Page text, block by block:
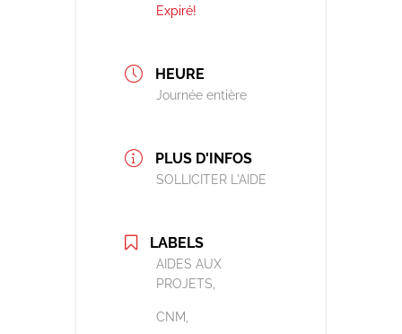
Expiré!
HEURE
Journée entière
PLUS D'INFOS
SOLLICITER L'AIDE
LABELS
AIDES AUX
PROJETS,
CNM,